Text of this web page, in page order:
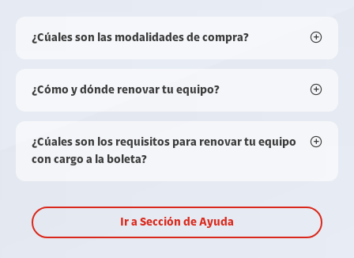
¿Cúales son las modalidades de compra?
¿Cómo y dónde renovar tu equipo?
¿Cúales son los requisitos para renovar tu equipo
con cargo a la boleta?
Ir a Sección de Ayuda